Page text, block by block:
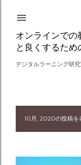
スキップし
オンラインでの
と良くするため
デジタルラーニング研
投10月, 2020の投稿を